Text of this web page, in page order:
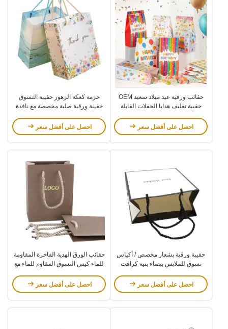
حقائب ورقية عيد ميلاد سعيد OEM
حقيبة تغليف هدايا الحفلات القابلة
احصل على أفضل سعر
حزمة كعكة الزهور حقيبة التسوق
حقيبة ورقية صلبة مخصصة مع نافذة
احصل على أفضل سعر
حقيبة ورقية بشعار مخصص / أكياس
تسوق للملابس بيضاء بنية كرافت
احصل على أفضل سعر
حقائب الورق الهدية الفاخرة المقاومة
للماء كيس التسوق المقاوم للماء مع
احصل على أفضل سعر